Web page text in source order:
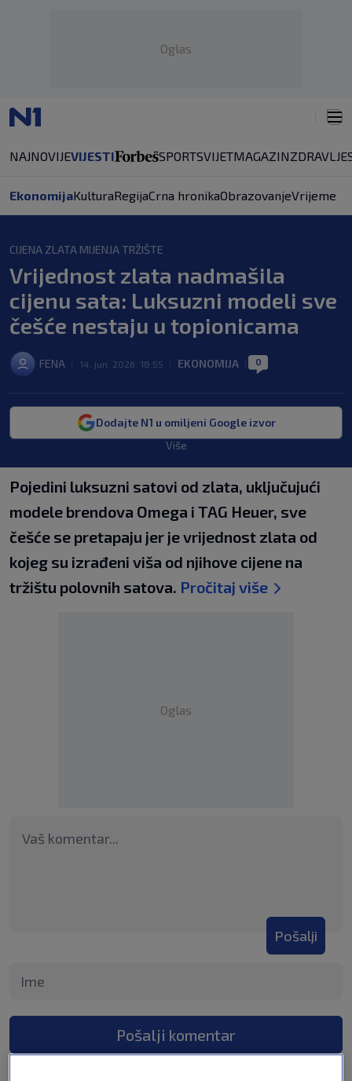
Oglas
NAJNOVIJEVIJESTI SPORTSVIJETMAGAZINZDRAVLJE
EkonomijaKulturaRegijaCrna hronikaObrazovanjeVrijeme
CIJENA ZLATA MIJENJA TRŽIŠTE
Vrijednost zlata nadmašila
cijenu sata: Luksuzni modeli sve
češće nestaju u topionicama
FENA 14. jun. 2026. 18:55 EKONOMIJA 0
Dodajte N1 u omiljeni Google izvor
Više
Pojedini luksuzni satovi od zlata, uključujući
modele brendova Omega i TAG Heuer, sve
češće se pretapaju jer je vrijednost zlata od
kojeg su izrađeni viša od njihove cijene na
tržištu polovnih satova. Pročitaj više
Oglas
Pošalji
Pošalji komentar